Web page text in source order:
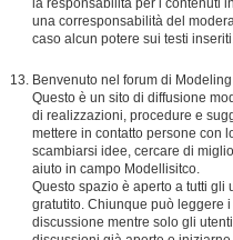
la responsabilità per i contenuti
una corresponsabilità del
caso alcun potere sui testi
Benvenuto nel forum di
Questo è un sito di diffusione
di realizzazioni, procedure e
mettere in contatto persone con
scambiarsi idee, cercare di
aiuto in campo Modellisitco.
Questo spazio è aperto a tutti gli
gratutito. Chiunque può leggere
discussione mentre solo gli